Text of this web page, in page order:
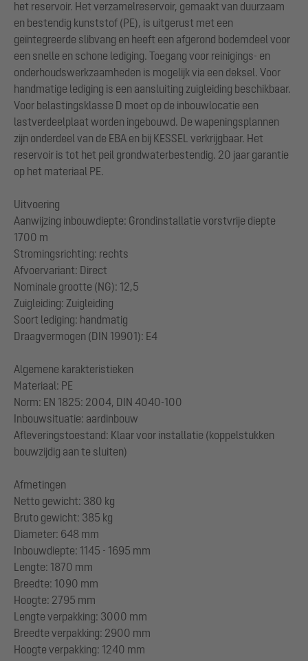
het reservoir. Het verzamelreservoir, gemaakt van duurzaam
en bestendig kunststof (PE), is uitgerust met een
geïntegreerde slibvang en heeft een afgerond bodemdeel voor
een snelle en schone lediging. Toegang voor reinigings- en
onderhoudswerkzaamheden is mogelijk via een deksel. Voor
handmatige lediging is een aansluiting zuigleiding beschikbaar.
Voor belastingsklasse D moet op de inbouwlocatie een
lastverdeelplaat worden ingebouwd. De wapeningsplannen
zijn onderdeel van de EBA en bij KESSEL verkrijgbaar. Het
reservoir is tot het peil grondwaterbestendig. 20 jaar garantie
op het materiaal PE.
Uitvoering
Aanwijzing inbouwdiepte: Grondinstallatie vorstvrije diepte
1700 m
Stromingsrichting: rechts
Afvoervariant: Direct
Nominale grootte (NG): 12,5
Zuigleiding: Zuigleiding
Soort lediging: handmatig
Draagvermogen (DIN 19901): E4
Algemene karakteristieken
Materiaal: PE
Norm: EN 1825: 2004, DIN 4040-100
Inbouwsituatie: aardinbouw
Afleveringstoestand: Klaar voor installatie (koppelstukken
bouwzijdig aan te sluiten)
Afmetingen
Netto gewicht: 380 kg
Bruto gewicht: 385 kg
Diameter: 648 mm
Inbouwdiepte: 1145 - 1695 mm
Lengte: 1870 mm
Breedte: 1090 mm
Hoogte: 2795 mm
Lengte verpakking: 3000 mm
Breedte verpakking: 2900 mm
Hoogte verpakking: 1240 mm